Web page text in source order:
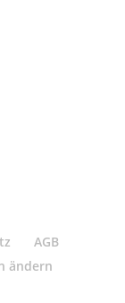
AGB
ändern